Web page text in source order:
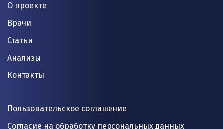
О проекте
Врачи
Статьи
Анализы
Контакты
Пользовательское соглашение
Согласие на обработку персональных данных